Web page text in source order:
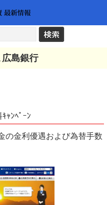
広島銀行
ｬﾝﾍﾟｰﾝ
の金利優遇および為替手数